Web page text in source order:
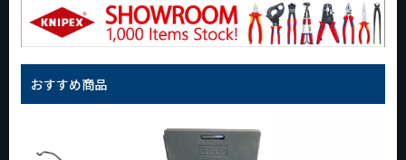
おすすめ商品